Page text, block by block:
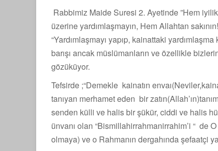
Rabbimiz Maide Suresi 2. Ayetinde ”Hem
üzerine yardımlaşmayın, Hem Allahtan
“Yardımlaşmayı yapıp, kainattaki
barışı ancak müslümanların ve özellikle
gözüküyor.
Tefsirde ;“Demekle kainatın
tanıyan merhamet eden bir
senden külli ve halis bir şükür, ciddi ve halis
ünvanı olan “Bismillahirrahmanirrahim’i “
olmaya) ve o Rahmanın dergahında şefaatçi